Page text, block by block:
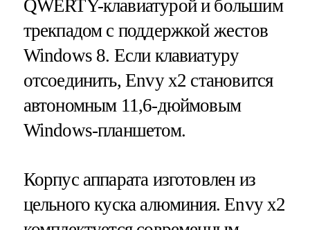
QWERTY-клавиатурой и большим
трекпадом с поддержкой жестов
Windows 8. Если клавиатуру
отсоединить, Envy x2 становится
автономным 11,6-дюймовым
Windows-планшетом.
Корпус аппарата изготовлен из
цельного куска алюминия. Envy x2